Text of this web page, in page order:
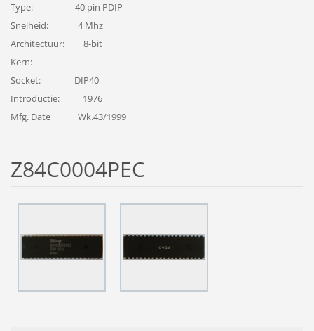
Type: 40 pin PDIP
Snelheid: 4 Mhz
Architectuur: 8-bit
Kern: -
Socket: DIP40
Introductie: 1976
Mfg. Date Wk.43/1999
Z84C0004PEC